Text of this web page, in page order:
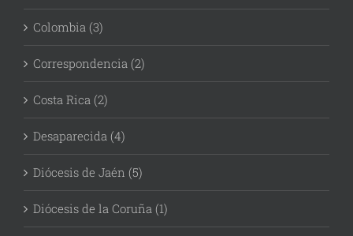
Colombia (3)
Correspondencia (2)
Costa Rica (2)
Desaparecida (4)
Diócesis de Jaén (5)
Diócesis de la Coruña (1)